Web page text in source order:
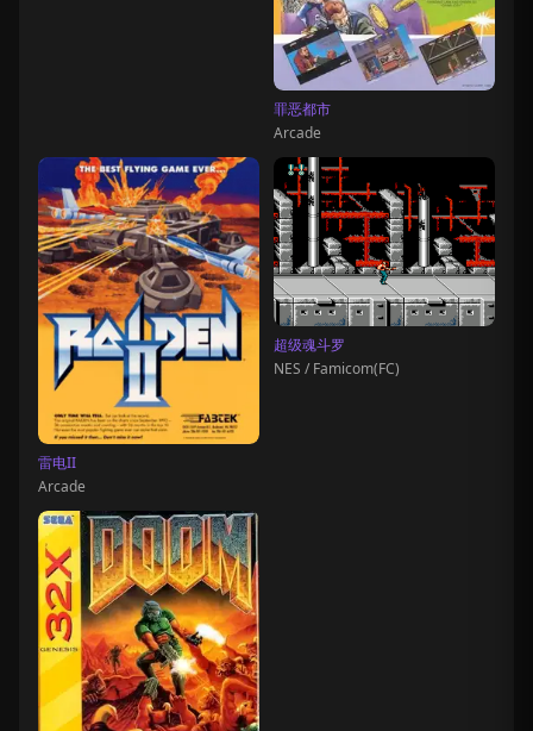
罪恶都市
Arcade
雷电II
Arcade
超级魂斗罗
NES / Famicom(FC)